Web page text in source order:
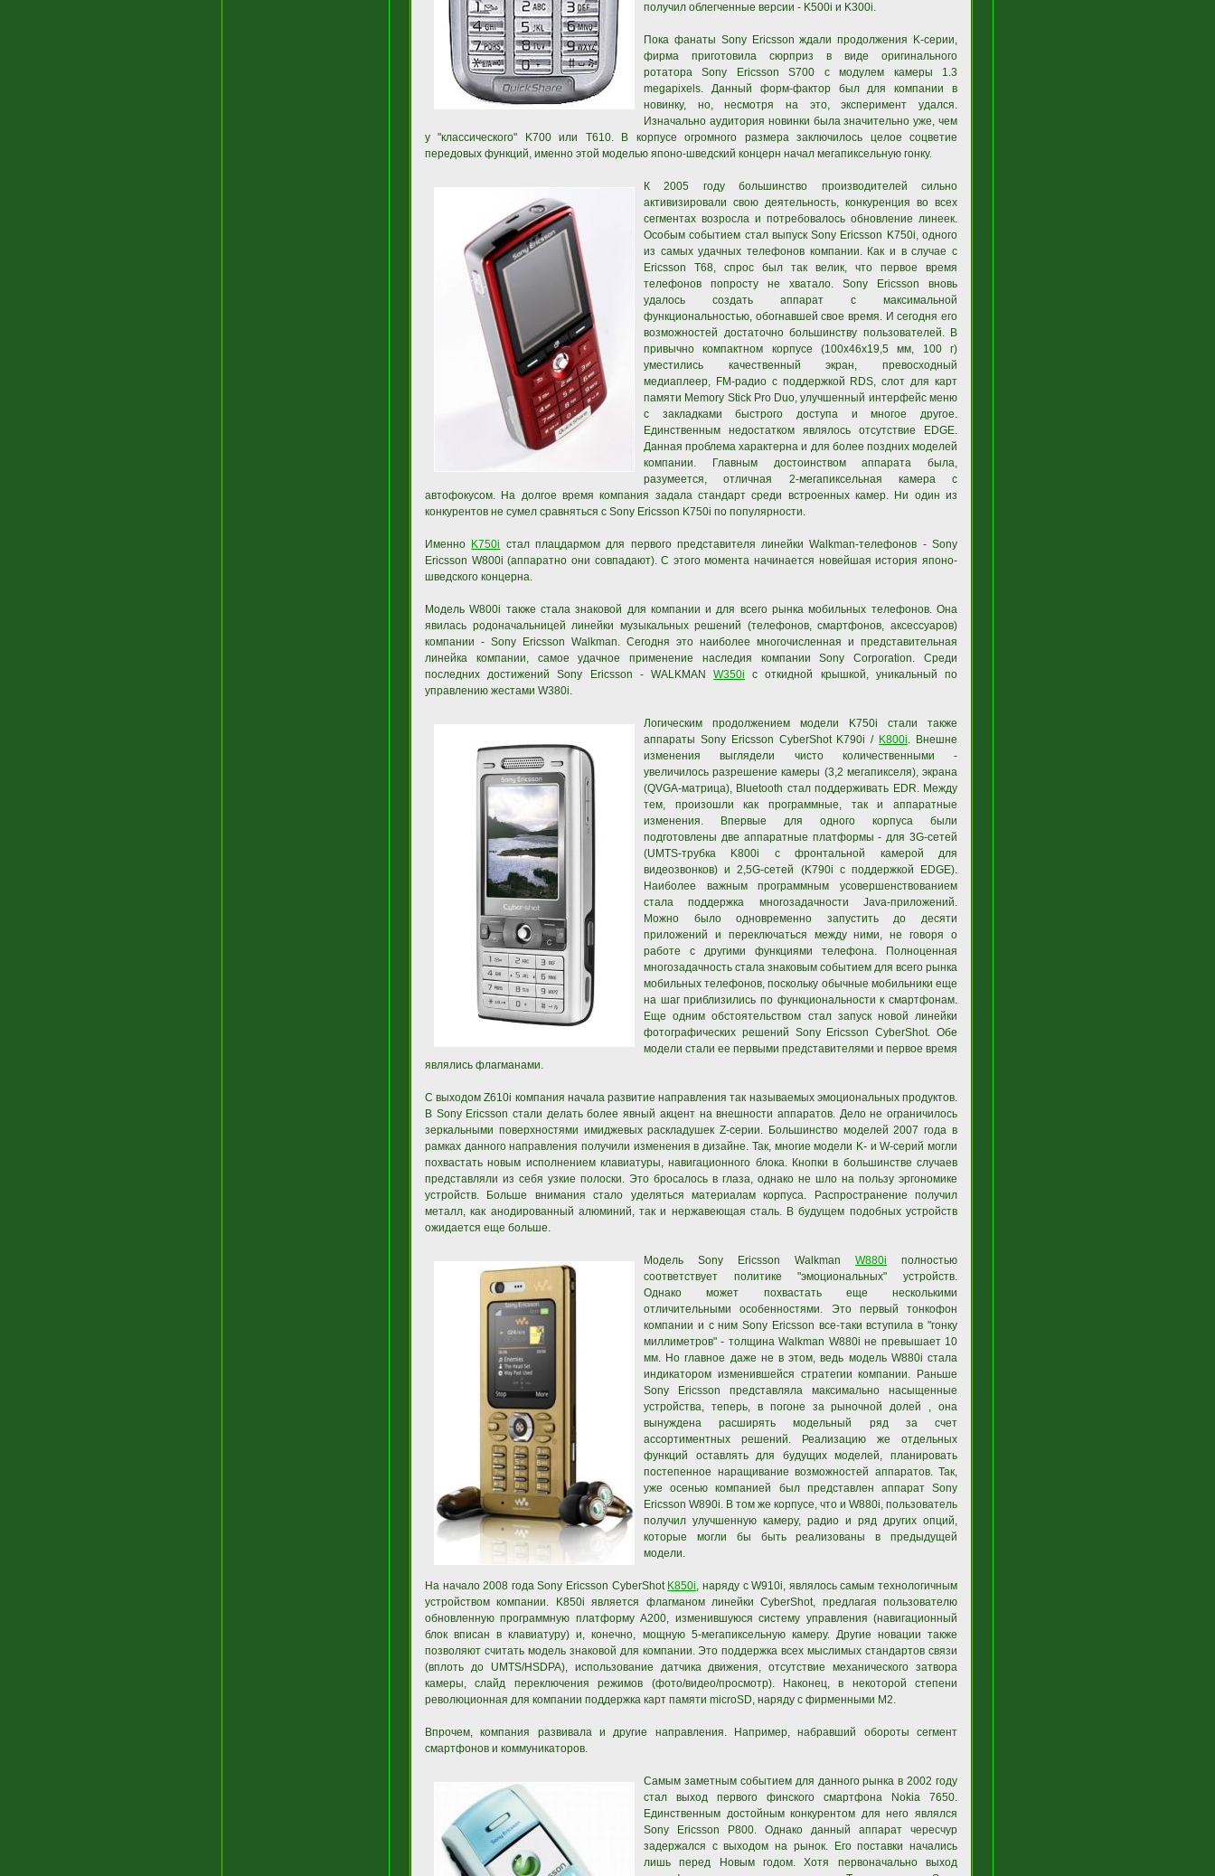
получил облегченные версии - K500i и K300i.
Пока фанаты Sony Ericsson ждали продолжения K-серии,
фирма приготовила сюрприз в виде оригинального
ротатора Sony Ericsson S700 с модулем камеры 1.3
megapixels. Данный форм-фактор был для компании в
новинку, но, несмотря на это, эксперимент удался.
Изначально аудитория новинки была значительно уже, чем
у "классического" K700 или T610. В корпусе огромного размера заключилось целое соцветие
передовых функций, именно этой моделью японо-шведский концерн начал мегапиксельную гонку.
К 2005 году большинство производителей сильно
активизировали свою деятельность, конкуренция во всех
сегментах возросла и потребовалось обновление линеек.
Особым событием стал выпуск Sony Ericsson K750i, одного
из самых удачных телефонов компании. Как и в случае с
Ericsson T68, спрос был так велик, что первое время
телефонов попросту не хватало. Sony Ericsson вновь
удалось создать аппарат с максимальной
функциональностью, обогнавшей свое время. И сегодня его
возможностей достаточно большинству пользователей. В
привычно компактном корпусе (100х46х19,5 мм, 100 г)
уместились качественный экран, превосходный
медиаплеер, FM-радио с поддержкой RDS, слот для карт
памяти Memory Stick Pro Duo, улучшенный интерфейс меню
с закладками быстрого доступа и многое другое.
Единственным недостатком являлось отсутствие EDGE.
Данная проблема характерна и для более поздних моделей
компании. Главным достоинством аппарата была,
разумеется, отличная 2-мегапиксельная камера с
автофокусом. На долгое время компания задала стандарт среди встроенных камер. Ни один из
конкурентов не сумел сравняться с Sony Ericsson K750i по популярности.
Именно K750i стал плацдармом для первого представителя линейки Walkman-телефонов - Sony
Ericsson W800i (аппаратно они совпадают). C этого момента начинается новейшая история японо-
шведского концерна.
Модель W800i также стала знаковой для компании и для всего рынка мобильных телефонов. Она
явилась родоначальницей линейки музыкальных решений (телефонов, смартфонов, аксессуаров)
компании - Sony Ericsson Walkman. Сегодня это наиболее многочисленная и представительная
линейка компании, самое удачное применение наследия компании Sony Corporation. Среди
последних достижений Sony Ericsson - WALKMANW350i с откидной крышкой, уникальный по
управлению жестами W380i.
Логическим продолжением модели K750i стали также
аппараты Sony Ericsson CyberShot K790i / K800i. Внешне
изменения выглядели чисто количественными -
увеличилось разрешение камеры (3,2 мегапикселя), экрана
(QVGA-матрица), Bluetooth стал поддерживать EDR. Между
тем, произошли как программные, так и аппаратные
изменения. Впервые для одного корпуса были
подготовлены две аппаратные платформы - для 3G-сетей
(UMTS-трубка K800i с фронтальной камерой для
видеозвонков) и 2,5G-сетей (K790i с поддержкой EDGE).
Наиболее важным программным усовершенствованием
стала поддержка многозадачности Java-приложений.
Можно было одновременно запустить до десяти
приложений и переключаться между ними, не говоря о
работе с другими функциями телефона. Полноценная
многозадачность стала знаковым событием для всего рынка
мобильных телефонов, поскольку обычные мобильники еще
на шаг приблизились по функциональности к смартфонам.
Еще одним обстоятельством стал запуск новой линейки
фотографических решений Sony Ericsson CyberShot. Обе
модели стали ее первыми представителями и первое время
являлись флагманами.
С выходом Z610i компания начала развитие направления так называемых эмоциональных продуктов.
В Sony Ericsson стали делать более явный акцент на внешности аппаратов. Дело не ограничилось
зеркальными поверхностями имиджевых раскладушек Z-серии. Большинство моделей 2007 года в
рамках данного направления получили изменения в дизайне. Так, многие модели K- и W-серий могли
похвастать новым исполнением клавиатуры, навигационного блока. Кнопки в большинстве случаев
представляли из себя узкие полоски. Это бросалось в глаза, однако не шло на пользу эргономике
устройств. Больше внимания стало уделяться материалам корпуса. Распространение получил
металл, как анодированный алюминий, так и нержавеющая сталь. В будущем подобных устройств
ожидается еще больше.
Модель Sony Ericsson Walkman W880i полностью
соответствует политике "эмоциональных" устройств.
Однако может похвастать еще несколькими
отличительными особенностями. Это первый тонкофон
компании и с ним Sony Ericsson все-таки вступила в "гонку
миллиметров" - толщина Walkman W880i не превышает 10
мм. Но главное даже не в этом, ведь модель W880i стала
индикатором изменившейся стратегии компании. Раньше
Sony Ericsson представляла максимально насыщенные
устройства, теперь, в погоне за рыночной долей , она
вынуждена расширять модельный ряд за счет
ассортиментных решений. Реализацию же отдельных
функций оставлять для будущих моделей, планировать
постепенное наращивание возможностей аппаратов. Так,
уже осенью компанией был представлен аппарат Sony
Ericsson W890i. В том же корпусе, что и W880i, пользователь
получил улучшенную камеру, радио и ряд других опций,
которые могли бы быть реализованы в предыдущей
модели.
На начало 2008 года Sony Ericsson CyberShot K850i, наряду с W910i, являлось самым технологичным
устройством компании. K850i является флагманом линейки CyberShot, предлагая пользователю
обновленную программную платформу A200, изменившуюся систему управления (навигационный
блок вписан в клавиатуру) и, конечно, мощную 5-мегапиксельную камеру. Другие новации также
позволяют считать модель знаковой для компании. Это поддержка всех мыслимых стандартов связи
(вплоть до UMTS/HSDPA), использование датчика движения, отсутствие механического затвора
камеры, слайд переключения режимов (фото/видео/просмотр). Наконец, в некоторой степени
революционная для компании поддержка карт памяти microSD, наряду с фирменными M2.
Впрочем, компания развивала и другие направления. Например, набравший обороты сегмент
смартфонов и коммуникаторов.
Самым заметным событием для данного рынка в 2002 году
стал выход первого финского смартфона Nokia 7650.
Единственным достойным конкурентом для него являлся
Sony Ericsson P800. Однако данный аппарат чересчур
задержался с выходом на рынок. Его поставки начались
лишь перед Новым годом. Хотя первоначально выход